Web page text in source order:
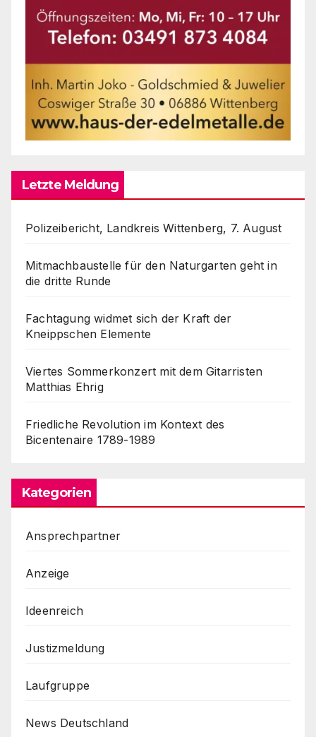
Letzte Meldung
Polizeibericht, Landkreis Wittenberg, 7. August
Mitmachbaustelle für den Naturgarten geht in
die dritte Runde
Fachtagung widmet sich der Kraft der
Kneippschen Elemente
Viertes Sommerkonzert mit dem Gitarristen
Matthias Ehrig
Friedliche Revolution im Kontext des
Bicentenaire 1789-1989
Kategorien
Ansprechpartner
Anzeige
Ideenreich
Justizmeldung
Laufgruppe
News Deutschland